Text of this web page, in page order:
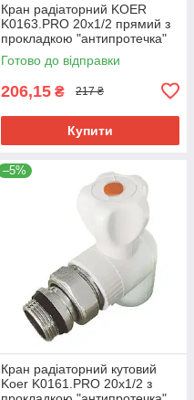
Кран радіаторний KOER
K0163.PRO 20x1/2 прямий з
прокладкою "антипротечка"
для опалення (KP0210)
Готово до відправки
206,15 ₴ 217 ₴
Купити
–5%
Кран радіаторний кутовий
Koer K0161.PRO 20x1/2 з